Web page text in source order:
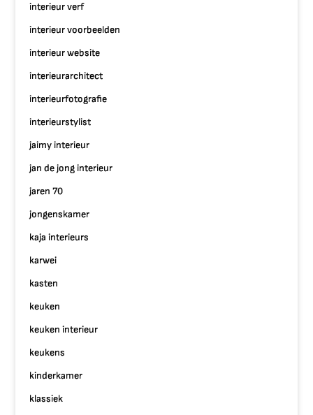
interieur verf
interieur voorbeelden
interieur website
interieurarchitect
interieurfotografie
interieurstylist
jaimy interieur
jan de jong interieur
jaren 70
jongenskamer
kaja interieurs
karwei
kasten
keuken
keuken interieur
keukens
kinderkamer
klassiek